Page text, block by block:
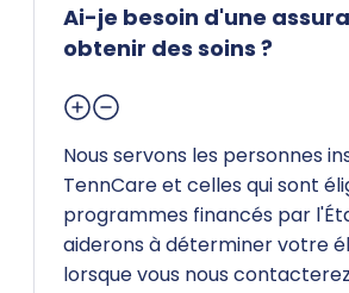
Ai-je besoin d'une
obtenir des soins ?
Nous servons les personnes
TennCare et celles qui sont
programmes financés par
aiderons à déterminer votre
lorsque vous nous